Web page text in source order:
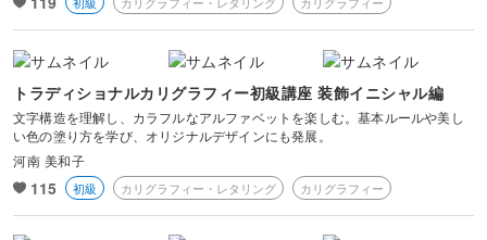
トラディショナルカリグラフィー初級講座 装飾イニシャル編
文字構造を理解し、カラフルなアルファベットを楽しむ。基本ルールや美し
い色の塗り方を学び、オリジナルデザインにも発展。
河南 美和子
115 初級 カリグラフィー・レタリング カリグラフィー